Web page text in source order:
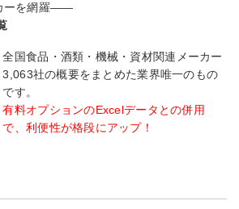
ーを網羅――
全国食品・酒類・機械・資材関連メーカー
3,063社の概要をまとめた業界唯一のもの
です。
有料オプションのExcelデータとの併用
で、利便性が格段にアップ！